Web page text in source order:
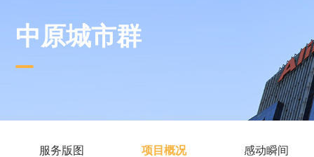
中原城市群
服务版图 项目概况 感动瞬间